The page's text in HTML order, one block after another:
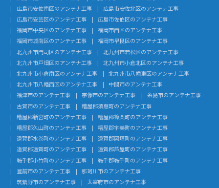
広島市安佐南区のアンテナ工事
広島市安佐北区のアンテナ工事
広島市安芸区のアンテナ工事
広島市佐伯区のアンテナ工事
福岡市中央区のアンテナ工事
福岡市西区のアンテナ工事
福岡市城南区のアンテナ工事
福岡市早良区のアンテナ工事
北九州市門司区のアンテナ工事
北九州市若松区のアンテナ工事
北九州市戸畑区のアンテナ工事
北九州市小倉北区のアンテナ工事
北九州市小倉南区のアンテナ工事
北九州市八幡東区のアンテナ工事
北九州市八幡西区のアンテナ工事
中間市のアンテナ工事
福津市のアンテナ工事
宗像市のアンテナ工事
糸島市のアンテナ工事
古賀市のアンテナ工事
糟屋郡須惠町のアンテナ工事
糟屋郡新宮町のアンテナ工事
糟屋郡篠栗町のアンテナ工事
糟屋郡久山町のアンテナ工事
糟屋郡宇美町のアンテナ工事
遠賀郡水巻町のアンテナ工事
遠賀郡岡垣町のアンテナ工事
遠賀郡遠賀町のアンテナ工事
遠賀郡芦屋町のアンテナ工事
鞍手郡小竹町のアンテナ工事
鞍手郡鞍手町のアンテナ工事
豊前市のアンテナ工事
那珂川市のアンテナ工事
筑紫野市のアンテナ工事
太宰府市のアンテナ工事